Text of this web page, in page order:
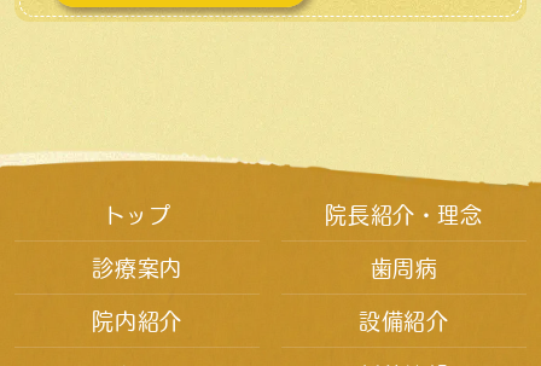
トップ
院長紹介・理念
診療案内
歯周病
院内紹介
設備紹介